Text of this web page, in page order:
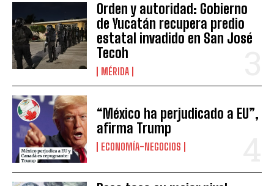
Orden y autoridad: Gobierno
de Yucatán recupera predio
estatal invadido en San José
Tecoh
MÉRIDA
“México ha perjudicado a EU”,
afirma Trump
ECONOMÍA-NEGOCIOS